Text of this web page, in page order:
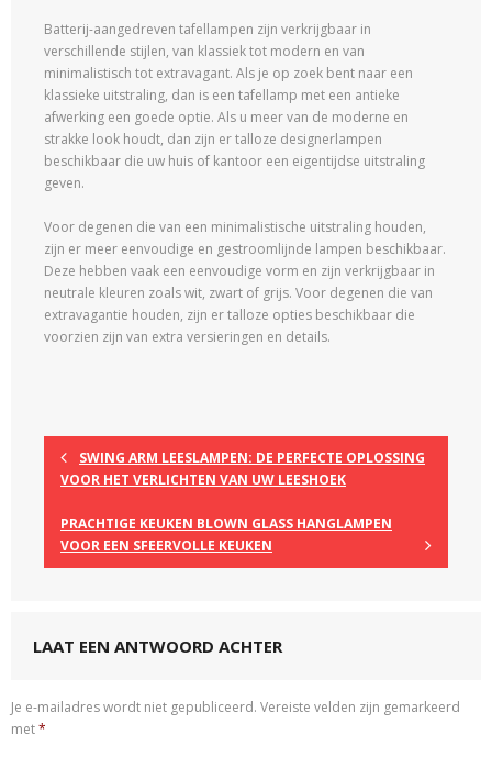
Batterij-aangedreven tafellampen zijn verkrijgbaar in
verschillende stijlen, van klassiek tot modern en van
minimalistisch tot extravagant. Als je op zoek bent naar een
klassieke uitstraling, dan is een tafellamp met een antieke
afwerking een goede optie. Als u meer van de moderne en
strakke look houdt, dan zijn er talloze designerlampen
beschikbaar die uw huis of kantoor een eigentijdse uitstraling
geven.
Voor degenen die van een minimalistische uitstraling houden,
zijn er meer eenvoudige en gestroomlijnde lampen beschikbaar.
Deze hebben vaak een eenvoudige vorm en zijn verkrijgbaar in
neutrale kleuren zoals wit, zwart of grijs. Voor degenen die van
extravagantie houden, zijn er talloze opties beschikbaar die
voorzien zijn van extra versieringen en details.
SWING ARM LEESLAMPEN: DE PERFECTE OPLOSSING
VOOR HET VERLICHTEN VAN UW LEESHOEK
PRACHTIGE KEUKEN BLOWN GLASS HANGLAMPEN
VOOR EEN SFEERVOLLE KEUKEN
LAAT EEN ANTWOORD ACHTER
Je e-mailadres wordt niet gepubliceerd. Vereiste velden zijn gemarkeerd
met*